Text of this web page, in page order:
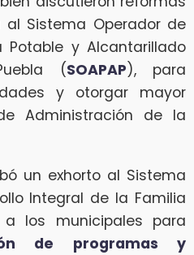
Sistema Operador de
Potable y Alcantarillado
(SOAPAP), para
y otorgar mayor
Administración de la
un exhorto al Sistema
Integral de la Familia
los municipales para
de programas y